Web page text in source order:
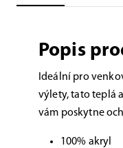
Popis
Ideální pro
výlety, tato teplá
vám poskytne
100% akryl